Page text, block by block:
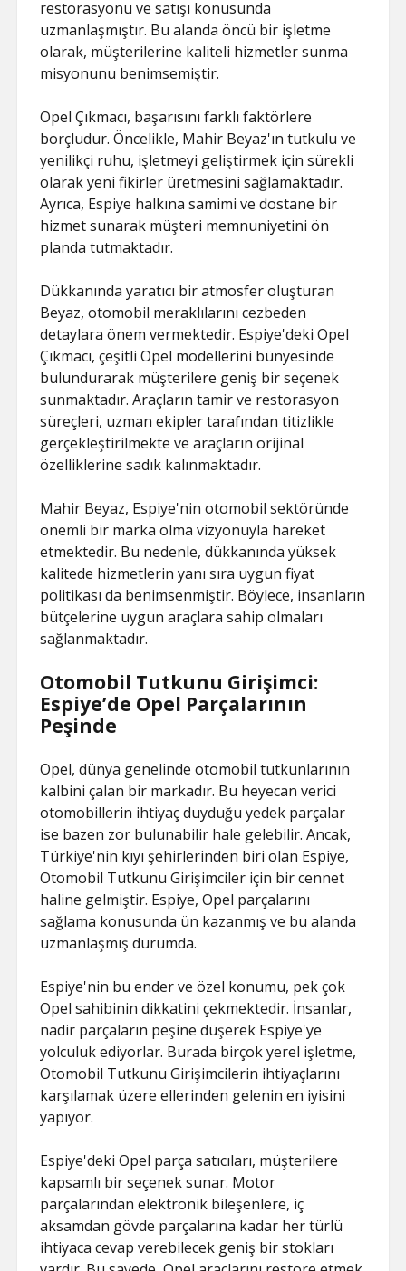
restorasyonu ve satışı konusunda
uzmanlaşmıştır. Bu alanda öncü bir işletme
olarak, müşterilerine kaliteli hizmetler sunma
misyonunu benimsemiştir.
Opel Çıkmacı, başarısını farklı faktörlere
borçludur. Öncelikle, Mahir Beyaz'ın tutkulu ve
yenilikçi ruhu, işletmeyi geliştirmek için sürekli
olarak yeni fikirler üretmesini sağlamaktadır.
Ayrıca, Espiye halkına samimi ve dostane bir
hizmet sunarak müşteri memnuniyetini ön
planda tutmaktadır.
Dükkanında yaratıcı bir atmosfer oluşturan
Beyaz, otomobil meraklılarını cezbeden
detaylara önem vermektedir. Espiye'deki Opel
Çıkmacı, çeşitli Opel modellerini bünyesinde
bulundurarak müşterilere geniş bir seçenek
sunmaktadır. Araçların tamir ve restorasyon
süreçleri, uzman ekipler tarafından titizlikle
gerçekleştirilmekte ve araçların orijinal
özelliklerine sadık kalınmaktadır.
Mahir Beyaz, Espiye'nin otomobil sektöründe
önemli bir marka olma vizyonuyla hareket
etmektedir. Bu nedenle, dükkanında yüksek
kalitede hizmetlerin yanı sıra uygun fiyat
politikası da benimsenmiştir. Böylece, insanların
bütçelerine uygun araçlara sahip olmaları
sağlanmaktadır.
Otomobil Tutkunu Girişimci:
Espiye’de Opel Parçalarının
Peşinde
Opel, dünya genelinde otomobil tutkunlarının
kalbini çalan bir markadır. Bu heyecan verici
otomobillerin ihtiyaç duyduğu yedek parçalar
ise bazen zor bulunabilir hale gelebilir. Ancak,
Türkiye'nin kıyı şehirlerinden biri olan Espiye,
Otomobil Tutkunu Girişimciler için bir cennet
haline gelmiştir. Espiye, Opel parçalarını
sağlama konusunda ün kazanmış ve bu alanda
uzmanlaşmış durumda.
Espiye'nin bu ender ve özel konumu, pek çok
Opel sahibinin dikkatini çekmektedir. İnsanlar,
nadir parçaların peşine düşerek Espiye'ye
yolculuk ediyorlar. Burada birçok yerel işletme,
Otomobil Tutkunu Girişimcilerin ihtiyaçlarını
karşılamak üzere ellerinden gelenin en iyisini
yapıyor.
Espiye'deki Opel parça satıcıları, müşterilere
kapsamlı bir seçenek sunar. Motor
parçalarından elektronik bileşenlere, iç
aksamdan gövde parçalarına kadar her türlü
ihtiyaca cevap verebilecek geniş bir stokları